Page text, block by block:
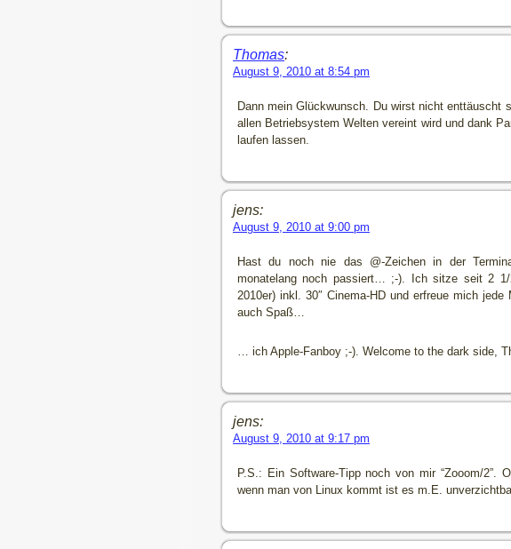
Thomas:
August 9, 2010 at 8:54 pm
Dann mein Glückwunsch. Du wirst nicht
allen Betriebsystem Welten vereint wird und dank
laufen lassen.
jens:
August 9, 2010 at 9:00 pm
Hast du noch nie das @-Zeichen in der
monatelang noch passiert… ;-). Ich sitze seit 2
2010er) inkl. 30″ Cinema-HD und erfreue mich
auch Spaß…
… ich Apple-Fanboy ;-). Welcome to the dark side,
jens:
August 9, 2010 at 9:17 pm
P.S.: Ein Software-Tipp noch von mir “Zooom/
wenn man von Linux kommt ist es m.E.